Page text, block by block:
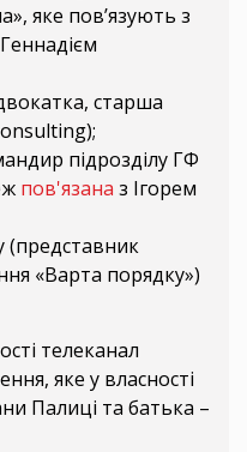
яке пов’язують з
старша
підрозділу ГФ
пов'язана з Ігорем
(представник
«Варта порядку»)
телеканал
яке у власності
Палиці та батька –